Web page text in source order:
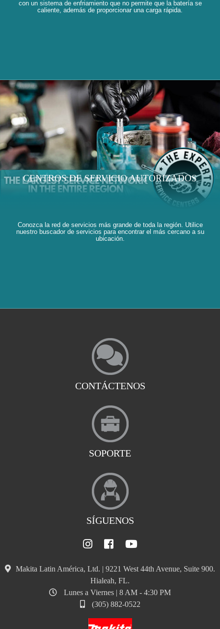
con un sistema de enfriamiento que no permite que la batería se
caliente, además de proporcionar una carga rápida.
CENTROS DE SERVICIO AUTORIZADOS
Conozca la red de servicios más grande de toda la región. Utilice
nuestro buscador de servicios para encontrar el más cercano a su
ubicación.
CONTÁCTENOS
SOPORTE
SÍGUENOS
Makita Latin América, Ltd. | 9221 West 44th Avenue, Suite 900.
Hialeah, FL.
Lunes a Viernes | 8 AM - 4:30 PM
(305) 882-0522